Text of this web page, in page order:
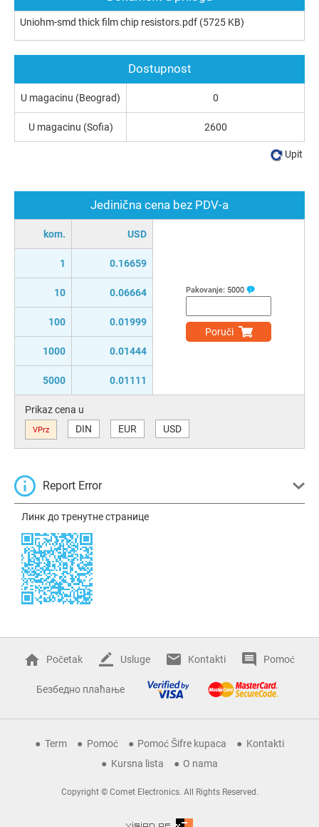
Uniohm-smd thick film chip resistors.pdf (5725 KB)
Jedinična cena bez PDV-a
kom. USD
1 0.16659
10 0.06664
100 0.01999
1000 0.01444
5000 0.01111
Pakovanje: 5000
Poruči
Prikaz cena u
VPrz DIN EUR USD
Report Error
Линк до тренутне странице
Dostupnost
U magacinu (Beograd) 0
U magacinu (Sofia) 2600
Upit
Početak Usluge Kontakti Pomoć
Безбедно плаћање
Term Pomoć Pomoć Šifre kupaca
Kontakti
Kursna lista
O nama
Copyright © Comet Electronics. All Rights Reserved.